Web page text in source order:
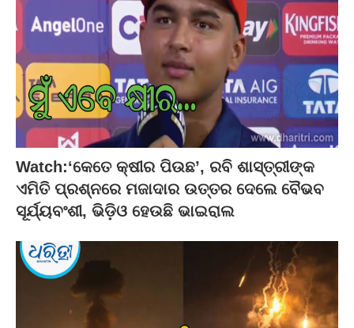
Watch:‘କେତେ କ୍ଷୀର ପିଉଛ’, ରବି ଶାସ୍ତ୍ରୀଙ୍କ
ଏମିତି ପ୍ରଶ୍ନରେ ମଜାଦାର ଉତ୍ତର ଦେଲେ ବୈଭବ
ସୂର୍ଯ୍ୟବଂଶୀ, ଭିଡ଼ିଓ ହେଉଛି ଭାଇରାଲ